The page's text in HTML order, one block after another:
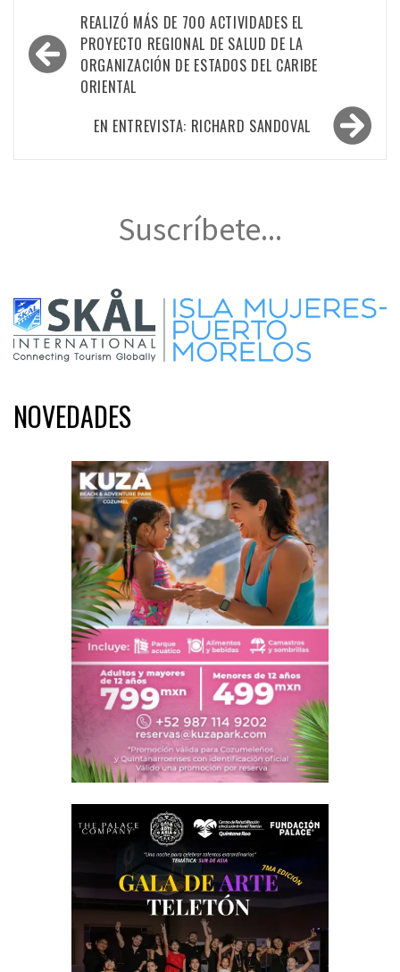
Navegación
de
entradas
REALIZÓ MÁS DE 700 ACTIVIDADES EL
PROYECTO REGIONAL DE SALUD DE LA
ORGANIZACIÓN DE ESTADOS DEL CARIBE
ORIENTAL
EN ENTREVISTA: RICHARD SANDOVAL
Suscríbete...
NOVEDADES